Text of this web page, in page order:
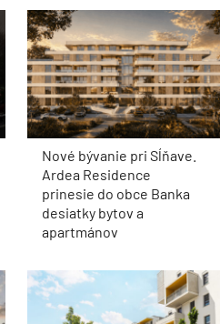
Nové bývanie pri Sĺňave.
Ardea Residence
prinesie do obce Banka
desiatky bytov a
apartmánov